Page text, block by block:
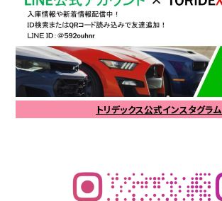
トリデックス公式インスタグラム